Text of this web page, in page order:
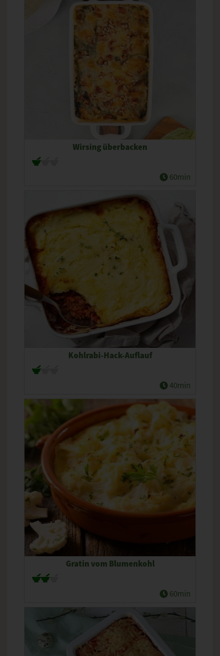
Wirsing überbacken
60min
Kohlrabi-Hack-Auflauf
40min
Gratin vom Blumenkohl
60min